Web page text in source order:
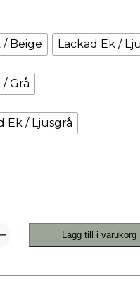
Beige Lackad Ek /
Grå
Ek / Ljusgrå
Lägg till i varukorg